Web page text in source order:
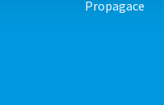
Propagace